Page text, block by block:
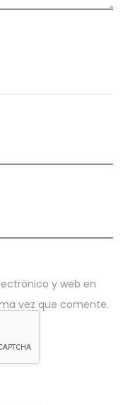
y web en
vez que comente.